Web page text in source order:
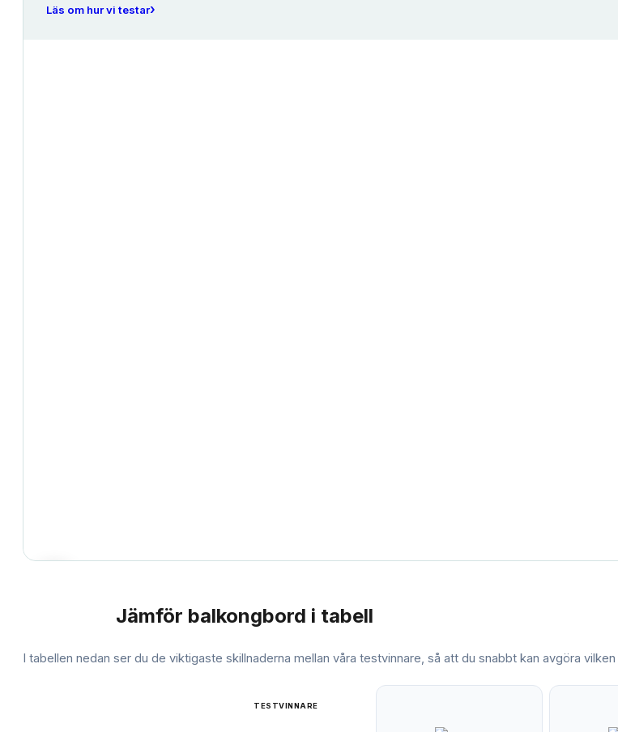
Läs om hur vi testar›
Jämför balkongbord i tabell
I tabellen nedan ser du de viktigaste skillnaderna mellan våra testvinnare, så att du snabbt kan avgöra vilken
TESTVINNARE